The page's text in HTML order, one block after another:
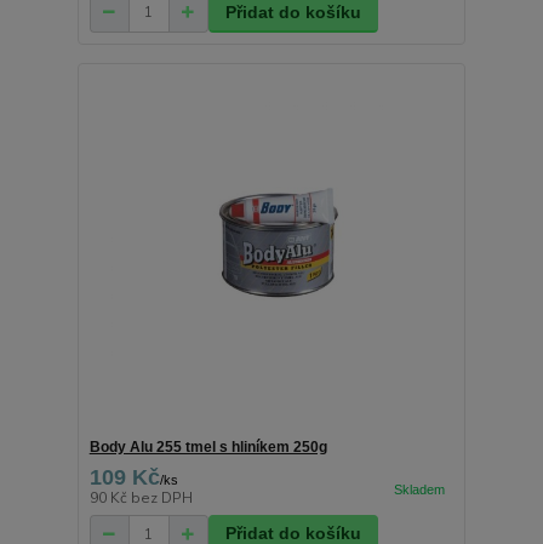
Přidat do košíku
Body Alu 255 tmel s hliníkem 250g
109 Kč/ks
90 Kč bez DPH
Přidat do košíku